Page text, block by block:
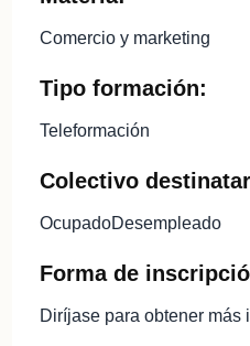
Comercio y marketing
Tipo formación:
Teleformación
Colectivo
OcupadoDesempleado
Forma de
Diríjase para obtener más